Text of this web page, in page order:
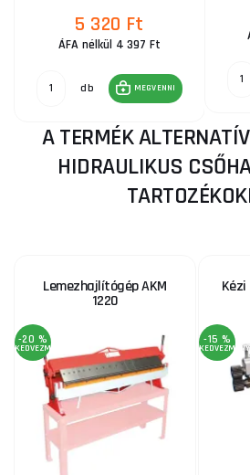
5 320 Ft
ÁFA nélkül 4 397 Ft
db MEGVENNI
A TERMÉK
HIDRAULIKUS
Lemezhajlítógép AKM
1220
-20 %
KEDVEZMÉNY
-15 %
KEDVEZMÉNY